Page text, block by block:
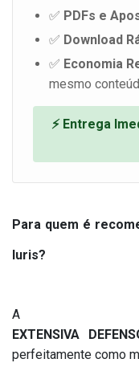
✅ PDFs e
✅ Download
✅ Economia
mesmo
⚡ Entrega
Para quem é
Iuris?
EXTENSIVA
perfeitamente como